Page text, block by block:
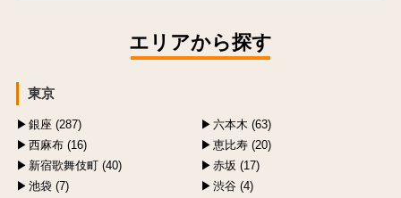
エリアから探す
東京
銀座 (287)
六本木 (63)
西麻布 (16)
恵比寿 (20)
新宿歌舞伎町 (40)
赤坂 (17)
池袋 (7)
渋谷 (4)